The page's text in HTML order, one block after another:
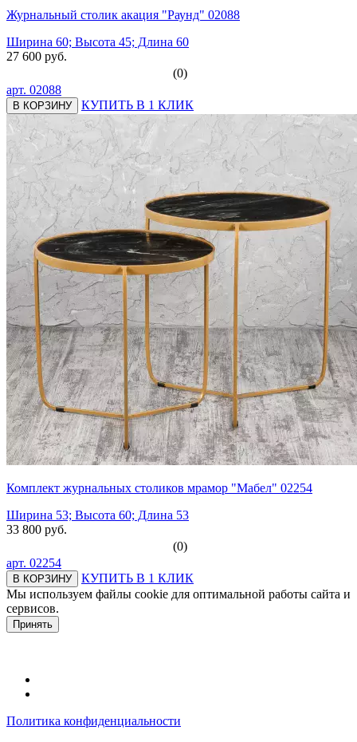
Журнальный столик акация "Раунд" 02088
Ширина 60; Высота 45; Длина 60
27 600 руб.
(0)
арт. 02088
В КОРЗИНУ КУПИТЬ В 1 КЛИК
Комплект журнальных столиков мрамор "Мабел" 02254
Ширина 53; Высота 60; Длина 53
33 800 руб.
(0)
арт. 02254
В КОРЗИНУ
КУПИТЬ В 1 КЛИК
Мы используем файлы cookie для оптимальной работы сайта и
сервисов.
Принять
Политика конфиденциальности